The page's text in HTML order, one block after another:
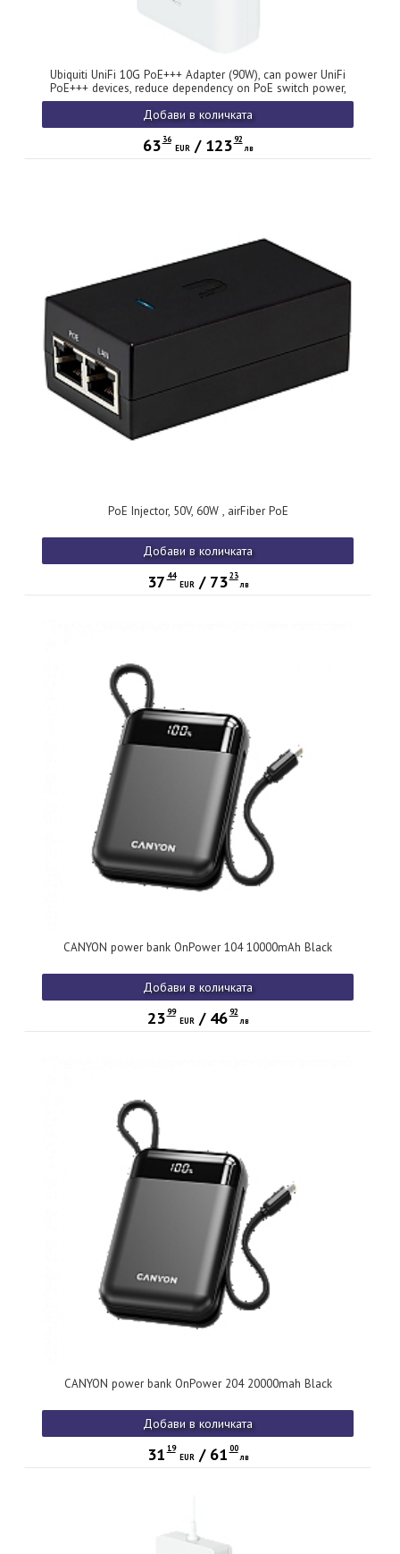
Ubiquiti UniFi 10G PoE+++ Adapter (90W), can power UniFi
PoE+++ devices, reduce dependency on PoE switch power,
and provide a Multi-Gigabit LAN connection, Contains RJ45
data input, AC cable with earth ground, and PoE+++ output
Добави в количката
63 36
EUR/ 123 92
лв
PoE Injector, 50V, 60W , airFiber PoE
Добави в количката
37 44
EUR/ 73 23
лв
CANYON power bank OnPower 104 10000mAh Black
Добави в количката
23 99
EUR/ 46 92
лв
CANYON power bank OnPower 204 20000mah Black
Добави в количката
31 19
EUR/ 61 00
лв